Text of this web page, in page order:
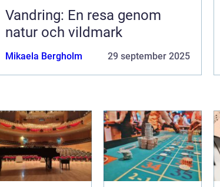
Vandring: En resa genom
natur och vildmark
Mikaela Bergholm 29 september 2025